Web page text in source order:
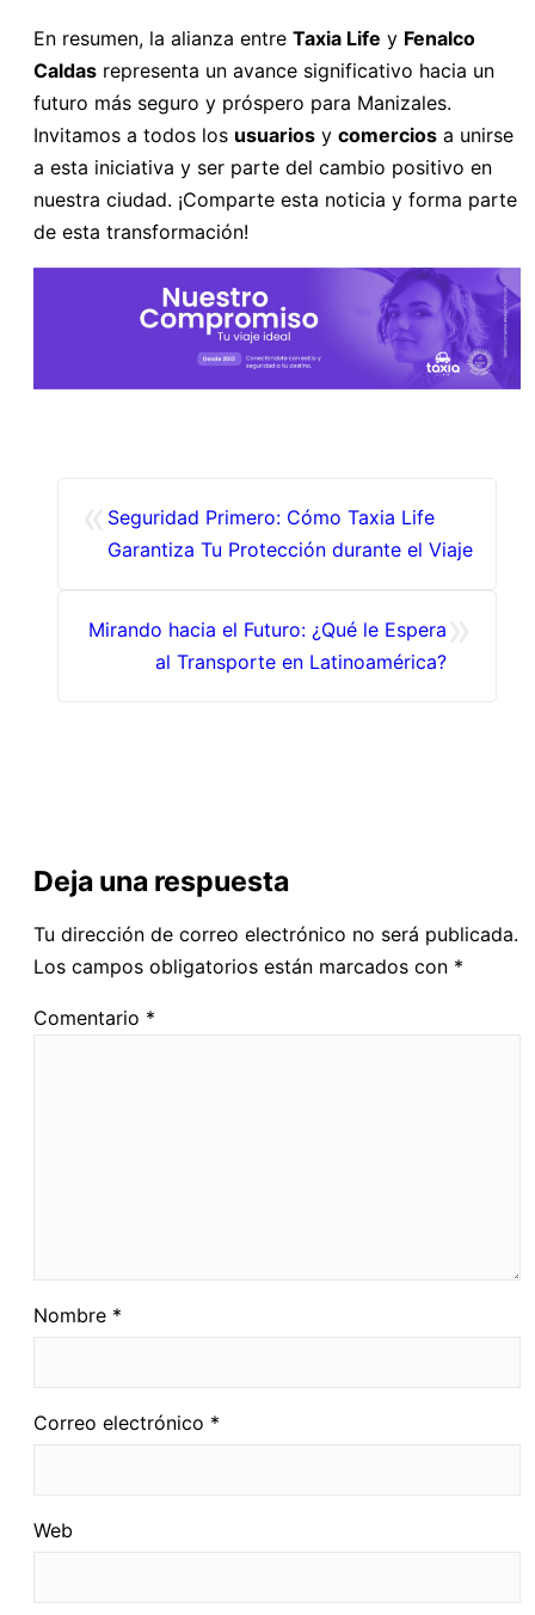
En resumen, la alianza entre Taxia Life y Fenalco
Caldas representa un avance significativo hacia un
futuro más seguro y próspero para Manizales.
Invitamos a todos los usuarios y comercios a unirse
a esta iniciativa y ser parte del cambio positivo en
nuestra ciudad. ¡Comparte esta noticia y forma parte
de esta transformación!
Seguridad Primero: Cómo Taxia Life
Garantiza Tu Protección durante el Viaje
Mirando hacia el Futuro: ¿Qué le Espera
al Transporte en Latinoamérica?
Deja una respuesta
Tu dirección de correo electrónico no será publicada.
Los campos obligatorios están marcados con *
Comentario *
Nombre *
Correo electrónico *
Web